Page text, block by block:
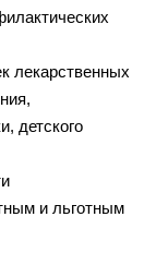
лекарственных
детского
и льготным